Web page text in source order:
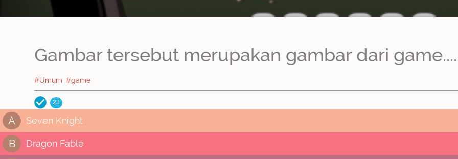
Gambar tersebut merupakan gambar dari
#Umum #game
23
A Seven Knight
B Dragon Fable